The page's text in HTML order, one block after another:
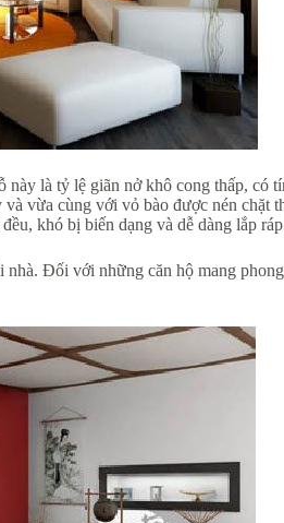
là tỷ lệ giãn nở khô cong thấp,
vừa cùng với vỏ bào được nén chặt
khó bị biến dạng và dễ dàng lắp
Đối với những căn hộ mang